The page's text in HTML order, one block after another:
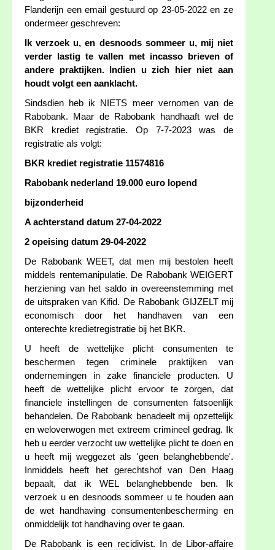
Flanderijn een email gestuurd op 23-05-2022 en ze
ondermeer geschreven:
Ik verzoek u, en desnoods sommeer u, mij niet
verder lastig te vallen met incasso brieven of
andere praktijken. Indien u zich hier niet aan
houdt volgt een aanklacht.
Sindsdien heb ik NIETS meer vernomen van de
Rabobank. Maar de Rabobank handhaaft wel de
BKR krediet registratie. Op 7-7-2023 was de
registratie als volgt:
BKR krediet registratie 11574816
Rabobank nederland 19.000 euro lopend
bijzonderheid
A achterstand datum 27-04-2022
2 opeising datum 29-04-2022
De Rabobank WEET, dat men mij bestolen heeft
middels rentemanipulatie. De Rabobank WEIGERT
herziening van het saldo in overeenstemming met
de uitspraken van Kifid. De Rabobank GIJZELT mij
economisch door het handhaven van een
onterechte kredietregistratie bij het BKR.
U heeft de wettelijke plicht consumenten te
beschermen tegen criminele praktijken van
ondernemingen in zake financiele producten. U
heeft de wettelijke plicht ervoor te zorgen, dat
financiele instellingen de consumenten fatsoenlijk
behandelen. De Rabobank benadeelt mij opzettelijk
en weloverwogen met extreem crimineel gedrag. Ik
heb u eerder verzocht uw wettelijke plicht te doen en
u heeft mij weggezet als 'geen belanghebbende'.
Inmiddels heeft het gerechtshof van Den Haag
bepaalt, dat ik WEL belanghebbende ben. Ik
verzoek u en desnoods sommeer u te houden aan
de wet handhaving consumentenbescherming en
onmiddelijk tot handhaving over te gaan.
De Rabobank is een recidivist. In de Libor-affaire